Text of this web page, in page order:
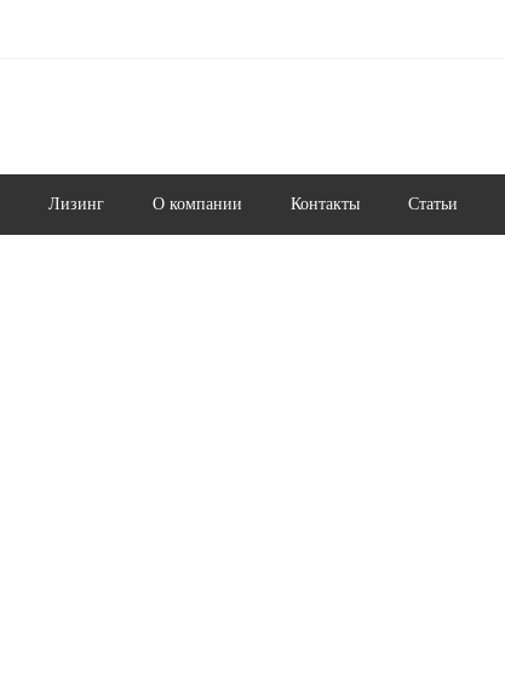
Лизинг О компании Контакты Статьи